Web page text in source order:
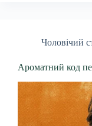
Чоловічий
Ароматний код